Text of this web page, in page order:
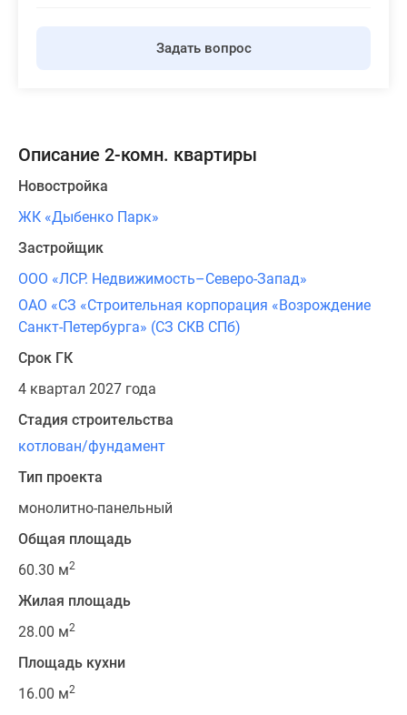
Задать вопрос
Описание 2-комн. квартиры
Новостройка
ЖК «Дыбенко Парк»
Застройщик
ООО «ЛСР. Недвижимость–Северо-Запад»
ОАО «СЗ «Строительная корпорация «Возрождение
Санкт-Петербурга» (СЗ СКВ СПб)
Срок ГК
4 квартал 2027 года
Стадия строительства
котлован/фундамент
Тип проекта
монолитно-панельный
Общая площадь
60.30 м2
Жилая площадь
28.00 м2
Площадь кухни
16.00 м2